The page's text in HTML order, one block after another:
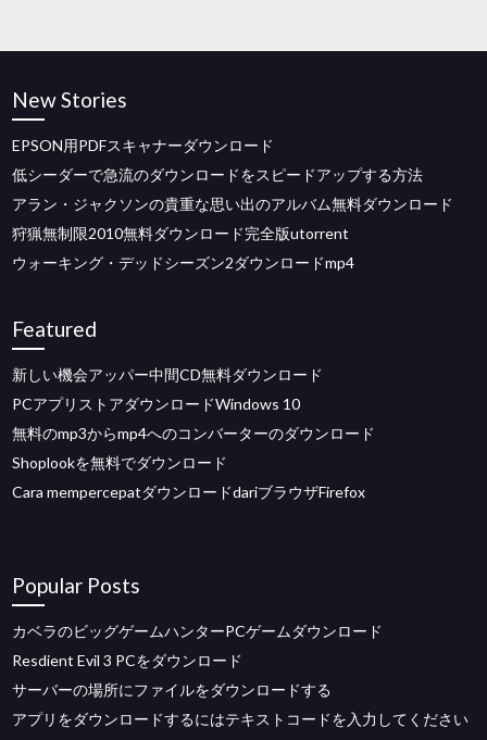
New Stories
EPSON用PDFスキャナーダウンロード
低シーダーで急流のダウンロードをスピードアップする方法
アラン・ジャクソンの貴重な思い出のアルバム無料ダウンロード
狩猟無制限2010無料ダウンロード完全版utorrent
ウォーキング・デッドシーズン2ダウンロードmp4
Featured
新しい機会アッパー中間CD無料ダウンロード
PCアプリストアダウンロードWindows 10
無料のmp3からmp4へのコンバーターのダウンロード
Shoplookを無料でダウンロード
Cara mempercepatダウンロードdariブラウザFirefox
Popular Posts
カベラのビッグゲームハンターPCゲームダウンロード
Resdient Evil 3 PCをダウンロード
サーバーの場所にファイルをダウンロードする
アプリをダウンロードするにはテキストコードを入力してください